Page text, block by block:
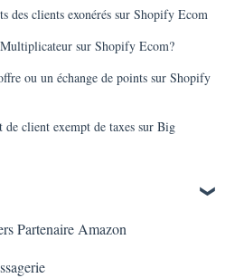
des clients exonérés sur Shopify Ecom
sur Shopify Ecom?
ou un échange de points sur Shopify
client exempt de taxes sur Big
Partenaire Amazon